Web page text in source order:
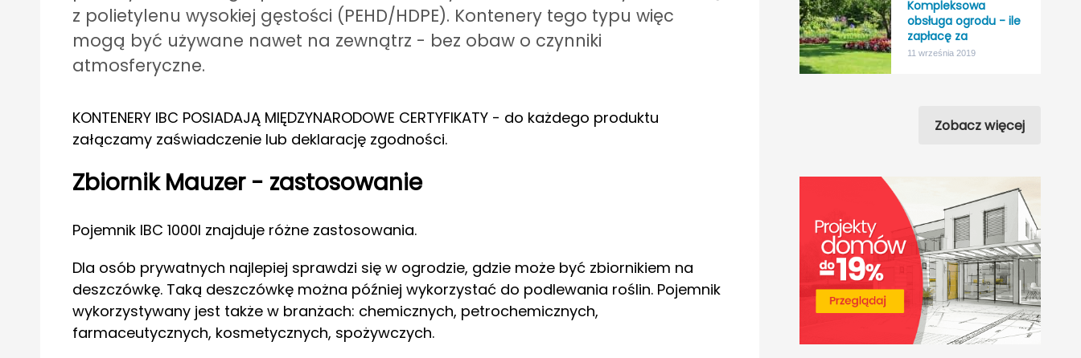
z polietylenu wysokiej gęstości (PEHD/HDPE). Kontenery tego typu więc
mogą być używane nawet na zewnątrz - bez obaw o czynniki
atmosferyczne.
KONTENERY IBC POSIADAJĄ MIĘDZYNARODOWE CERTYFIKATY - do każdego produktu
załączamy zaświadczenie lub deklarację zgodności.
Zbiornik Mauzer - zastosowanie
Pojemnik IBC 1000l znajduje różne zastosowania.
Dla osób prywatnych najlepiej sprawdzi się w ogrodzie, gdzie może być zbiornikiem na
deszczówkę. Taką deszczówkę można później wykorzystać do podlewania roślin. Pojemnik
wykorzystywany jest także w branżach: chemicznych, petrochemicznych,
farmaceutycznych, kosmetycznych, spożywczych.
Kompleksowa
obsługa ogrodu - ile
zapłacę za
“nicnierobienie”?
11 września 2019
Zobacz więcej